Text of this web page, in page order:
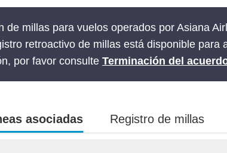
de millas para vuelos operados por Asiana
retroactivo de millas está disponible
por favor consulte Terminación del
asociadas Registro de millas